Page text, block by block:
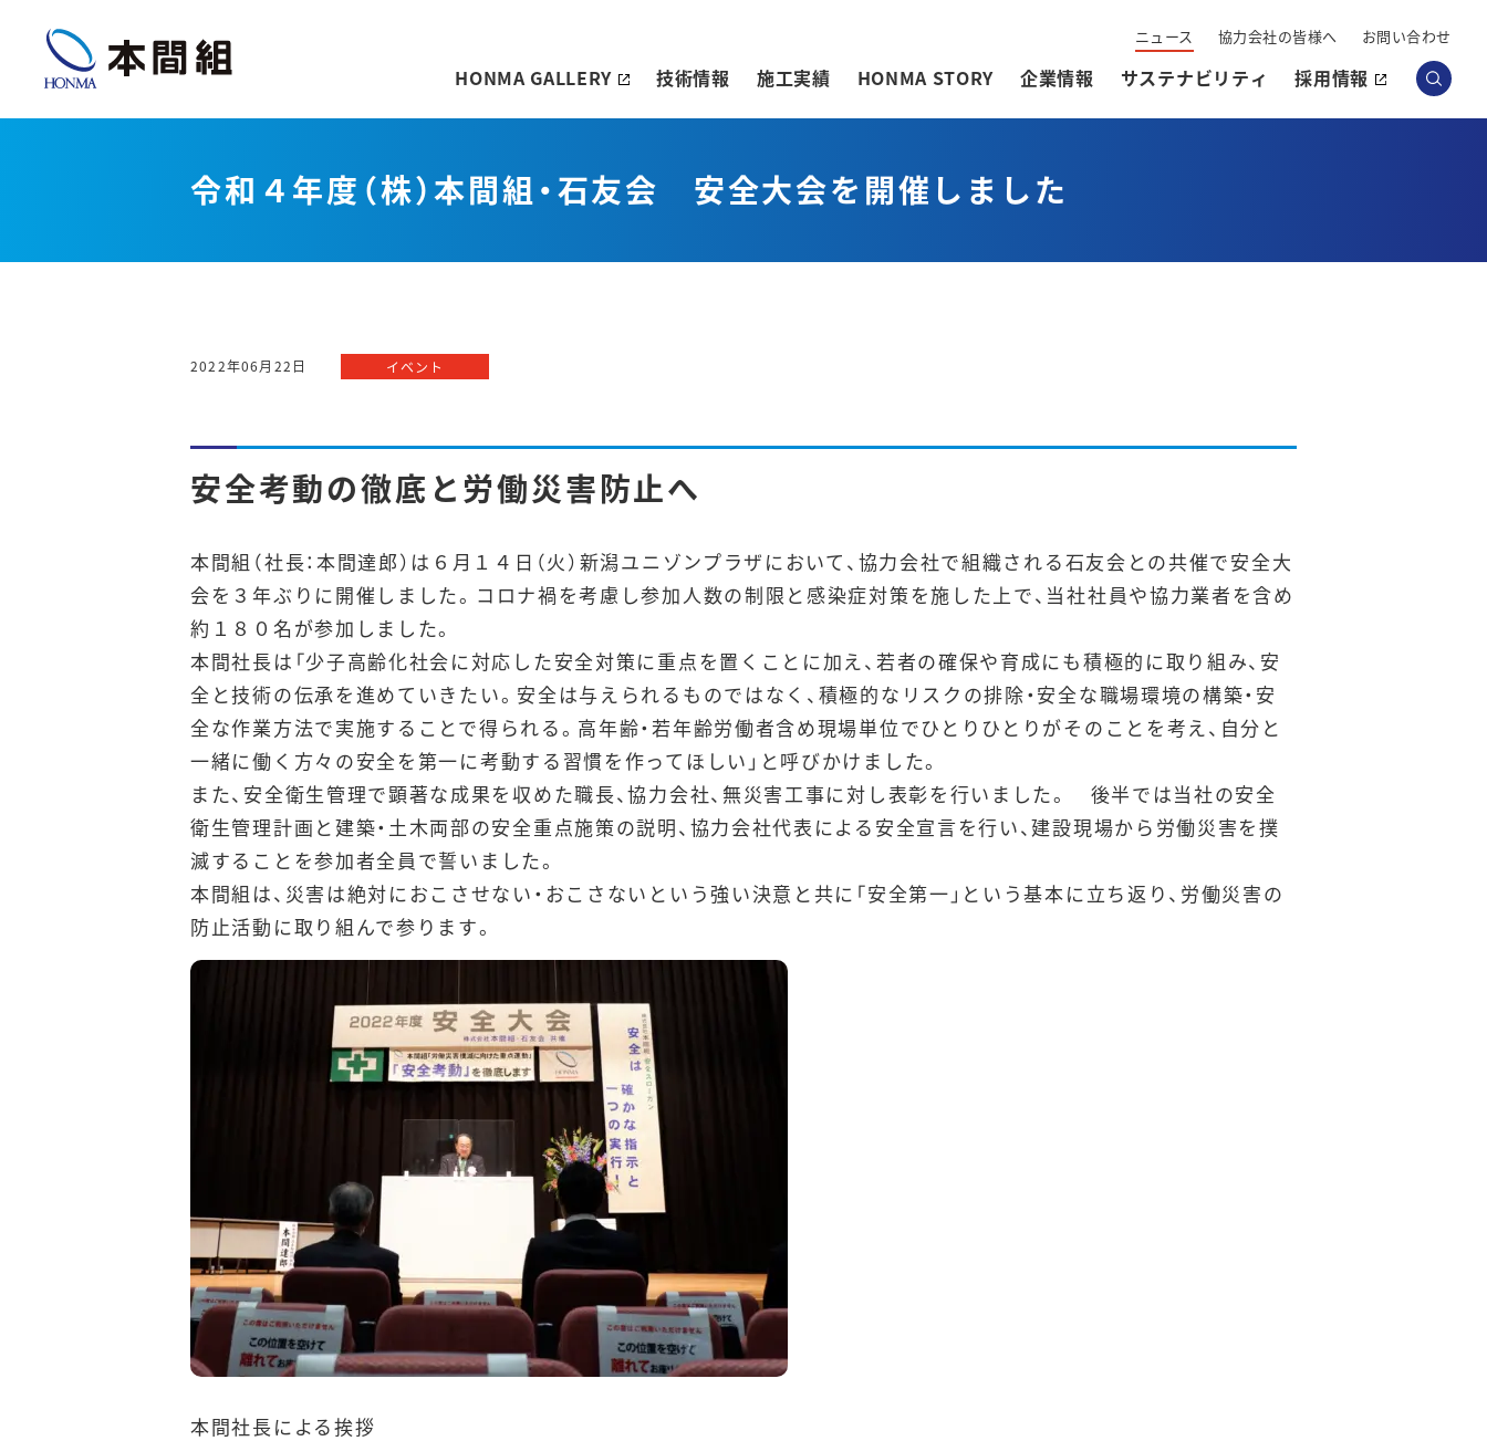
HONMA GALLERY 技術情報 施工実績 HONMA STORY 企業情報 サステナビリティ 採用情報
ニュース 協力会社の皆様へ お問い合わせ
令和４年度（株）本間組・石友会 安全大会を開催しました
2022年06月22日 イベント
安全考動の徹底と労働災害防止へ
本間組（社長：本間達郎）は６月１４日（火）新潟ユニゾンプラザにおいて、協力会社で組織される石友会との共催で安全大
会を３年ぶりに開催しました。コロナ禍を考慮し参加人数の制限と感染症対策を施した上で、当社社員や協力業者を含め
約１８０名が参加しました。
本間社長は「少子高齢化社会に対応した安全対策に重点を置くことに加え、若者の確保や育成にも積極的に取り組み、安
全と技術の伝承を進めていきたい。安全は与えられるものではなく、積極的なリスクの排除・安全な職場環境の構築・安
全な作業方法で実施することで得られる。高年齢・若年齢労働者含め現場単位でひとりひとりがそのことを考え、自分と
一緒に働く方々の安全を第一に考動する習慣を作ってほしい」と呼びかけました。
また、安全衛生管理で顕著な成果を収めた職長、協力会社、無災害工事に対し表彰を行いました。 後半では当社の安全
衛生管理計画と建築・土木両部の安全重点施策の説明、協力会社代表による安全宣言を行い、建設現場から労働災害を撲
滅することを参加者全員で誓いました。
本間組は、災害は絶対におこさせない・おこさないという強い決意と共に「安全第一」という基本に立ち返り、労働災害の
防止活動に取り組んで参ります。
本間社長による挨拶